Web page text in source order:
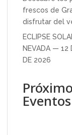
frescos de
disfrutar del
ECLIPSE
NEVADA — 12
DE 2026
Eventos